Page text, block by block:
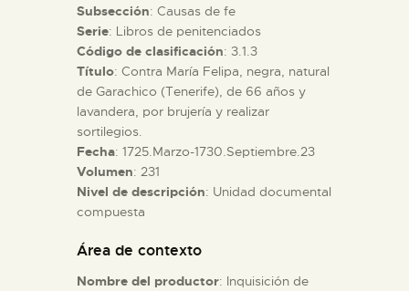
ACTIVIDADES
█
EL MUSEO
COLECCIONES
DIDÁCTICA
Subsección: Causas de fe
Serie: Libros de penitenciados
Código de clasificación: 3.1.3
Título: Contra María Felipa, negra, natural
de Garachico (Tenerife), de 66 años y
lavandera, por brujería y realizar
sortilegios.
Fecha: 1725.Marzo-1730.Septiembre.23
Volumen: 231
Nivel de descripción: Unidad documental
compuesta
Área de contexto
Nombre del productor: Inquisición de